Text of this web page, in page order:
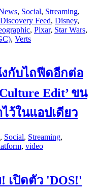
, Social, Streaming,
Discovery Feed, Disney,
, Pixar, Star Wars,
, Verts
งกับไถฟีดอีกต่อ
Edit’ ขน
ว้ในแอปเดียว
, Social, Streaming,
, video
เปิดตัว 'DOS!'